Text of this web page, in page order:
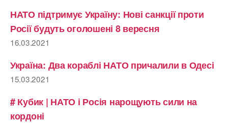
НАТО підтримує Україну: Нові санкції проти
Росії будуть оголошені 8 вересня
16.03.2021
Україна: Два кораблі НАТО причалили в Одесі
15.03.2021
# Кубик | НАТО і Росія нарощують сили на
кордоні